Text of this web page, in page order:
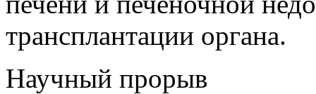
трансплантации органа.
Научный прорыв